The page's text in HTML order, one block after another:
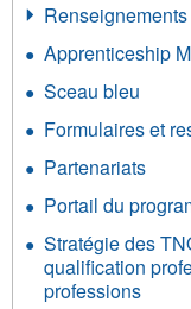
Apprenticeship
Sceau bleu
Formulaires et
Partenariats
Portail du
Stratégie des
qualification
professions